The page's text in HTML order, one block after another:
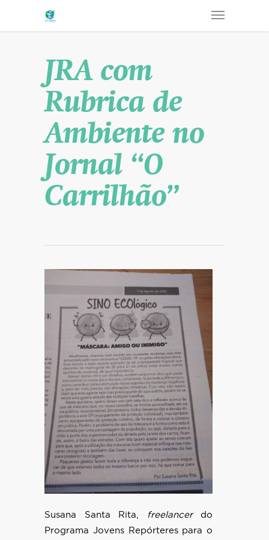
JRA com
Rubrica de
Ambiente no
Jornal “O
Carrilhão”
Susana Santa Rita, freelancerdo
Programa Jovens Repórteres para o